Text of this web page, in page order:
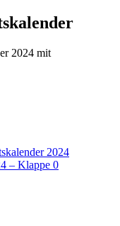
2024 mit
2024
– Klappe 0